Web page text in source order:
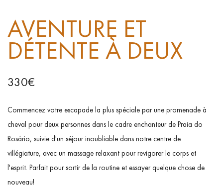
AVENTURE ET
DÉTENTE À DEUX
330€
Commencez votre escapade la plus spéciale par une promenade à
cheval pour deux personnes dans le cadre enchanteur de Praia do
Rosário, suivie d'un séjour inoubliable dans notre centre de
villégiature, avec un massage relaxant pour revigorer le corps et
l'esprit. Parfait pour sortir de la routine et essayer quelque chose de
nouveau!